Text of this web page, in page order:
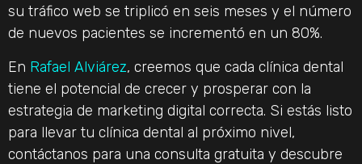
su tráfico web se triplicó en seis meses y el número
de nuevos pacientes se incrementó en un 80%.
En Rafael Alviárez, creemos que cada clínica dental
tiene el potencial de crecer y prosperar con la
estrategia de marketing digital correcta. Si estás listo
para llevar tu clínica dental al próximo nivel,
contáctanos para una consulta gratuita y descubre